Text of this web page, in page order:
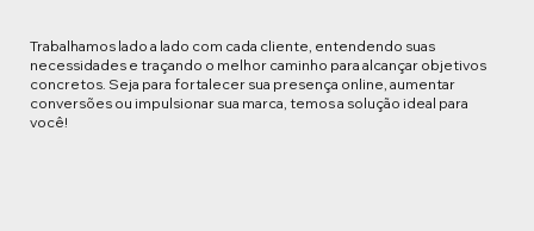
Trabalhamos lado a lado com cada cliente, entendendo suas
necessidades e traçando o melhor caminho para alcançar objetivos
concretos. Seja para fortalecer sua presença online, aumentar
conversões ou impulsionar sua marca, temos a solução ideal para
você!